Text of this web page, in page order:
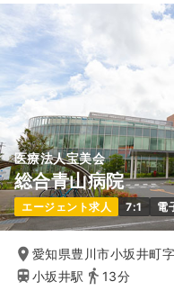
医療法人宝美会
総合青山病院
エージェント求人 7:1 電
愛知県豊川市小坂井町
小坂井駅
13分